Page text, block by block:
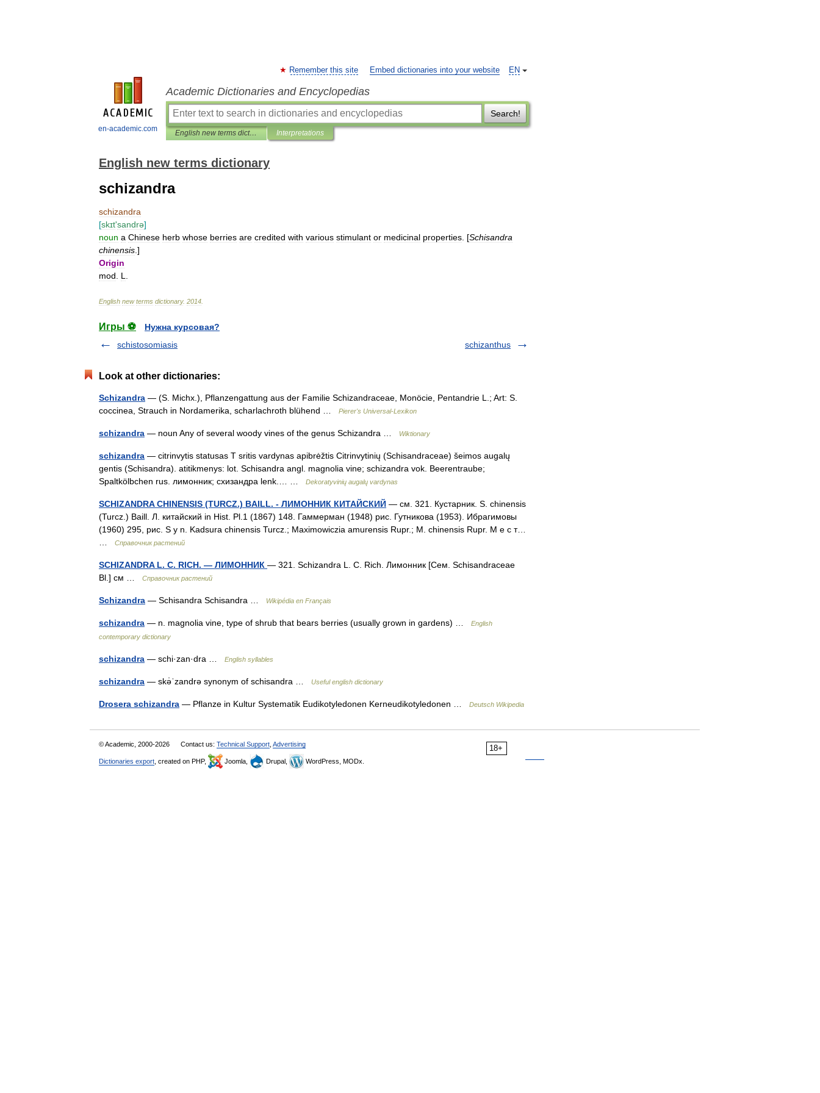
en-academic.com
EN
Remember this site Embed dictionaries into your website
Academic Dictionaries and Encyclopedias
Search!
English new terms dictionary Interpretations
English new terms dictionary
schizandra
schizandra
[skɪt'sandrə]
noun a Chinese herb whose berries are credited with various stimulant or medicinal properties . [Schisandra
chinensis .]
Origin
mod
L
English new terms dictionary. 2014
Игры ⚽
Нужна курсовая?
schistosomiasis
schizanthus
Look at other dictionaries:
Schizandra — (S. Michx.), Pflanzengattung aus der Familie Schizandraceae, Monöcie, Pentandrie L.; Art: S.
coccinea, Strauch in Nordamerika, scharlachroth blühend …
Pierer's Universal-Lexikon
schizandra — noun Any of several woody vines of the genus Schizandra … Wiktionary
schizandra — citrinvytis statusas T sritis vardynas apibrėžtis Citrinvytinių (Schisandraceae) šeimos augalų
gentis (Schisandra). atitikmenys: lot. Schisandra angl. magnolia vine; schizandra vok. Beerentraube;
Spaltkölbchen rus. лимонник; схизандра lenk.… …
Dekoratyvinių augalų vardynas
SCHIZANDRA CHINENSIS (TURCZ.) BAILL. - ЛИМОННИК КИТАЙСКИЙ — см. 321. Кустарник. S. chinensis
(Turcz.) Baill. Л. китайский in Hist. Pl.1 (1867) 148. Гаммерман (1948) рис. Гутникова (1953). Ибрагимовы
(1960) 295, рис. S y n. Kadsura chinensis Turcz.; Maximowiczia amurensis Rupr.; M. chinensis Rupr. М е с т…
Справочник растений
SCHIZANDRA L. С. RICH. — ЛИМОННИК — 321. Schizandra L. С. Rich. Лимонник [Сем. Schisandraceae
Bl.] см …
Справочник растений
Schizandra — Schisandra Schisandra … Wikipédia en Français
schizandra — n. magnolia vine, type of shrub that bears berries (usually grown in gardens) …
English
contemporary dictionary
schizandra — schi·zan·dra … English syllables
schizandra — skə̇ˈzandrə synonym of schisandra … Useful english dictionary
Drosera schizandra — Pflanze in Kultur Systematik Eudikotyledonen Kerneudikotyledonen … Deutsch Wikipedia
18+
© Academic, 2000-2026 Contact us: Technical Support Advertising
Dictionaries export , created on PHP, Joomla, Drupal, WordPress, MODx.